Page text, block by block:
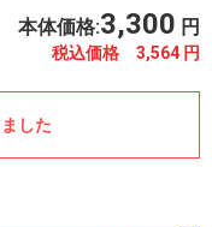
本体価格:3,300 円
税込価格 3,564 円
した